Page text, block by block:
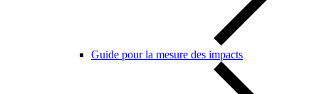
Guide pour la mesure des impacts